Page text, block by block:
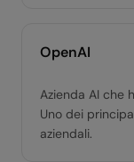
OpenAI
Azienda AI che
Uno dei
aziendali.